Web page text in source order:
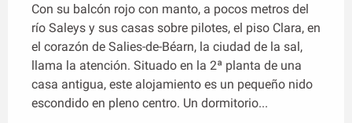
Con su balcón rojo con manto, a pocos metros del
río Saleys y sus casas sobre pilotes, el piso Clara, en
el corazón de Salies-de-Béarn, la ciudad de la sal,
llama la atención. Situado en la 2ª planta de una
casa antigua, este alojamiento es un pequeño nido
escondido en pleno centro. Un dormitorio...